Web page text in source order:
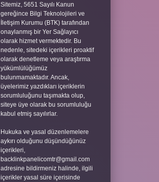
Sitemiz, 5651 Sayılı Kanun
gereğince Bilgi Teknolojileri ve
İletişim Kurumu (BTK) tarafından
onaylanmış bir Yer Sağlayıcı
olarak hizmet vermektedir. Bu
nedenle, sitedeki içerikleri proaktif
olarak denetleme veya araştırma
yükümlülüğümüz
bulunmamaktadır. Ancak,
üyelerimiz yazdıkları içeriklerin
sorumluluğunu taşımakta olup,
siteye üye olarak bu sorumluluğu
kabul etmiş sayılırlar.
Hukuka ve yasal düzenlemelere
aykırı olduğunu düşündüğünüz
içerikleri,
backlinkpanelicomtr@gmail.com
adresine bildirmeniz halinde, ilgili
içerikler yasal süre içerisinde